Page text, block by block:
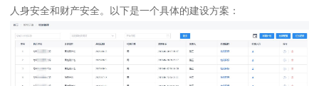
人身安全和财产安全。以下是一个具体的建设方案：